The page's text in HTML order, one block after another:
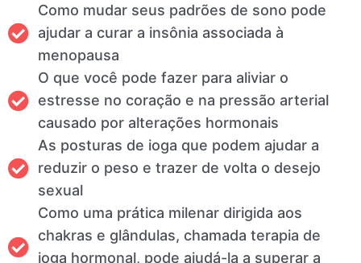
Como mudar seus padrões de sono pode
ajudar a curar a insônia associada à
menopausa
O que você pode fazer para aliviar o
estresse no coração e na pressão arterial
causado por alterações hormonais
As posturas de ioga que podem ajudar a
reduzir o peso e trazer de volta o desejo
sexual
Como uma prática milenar dirigida aos
chakras e glândulas, chamada terapia de
ioga hormonal, pode ajudá-la a superar a